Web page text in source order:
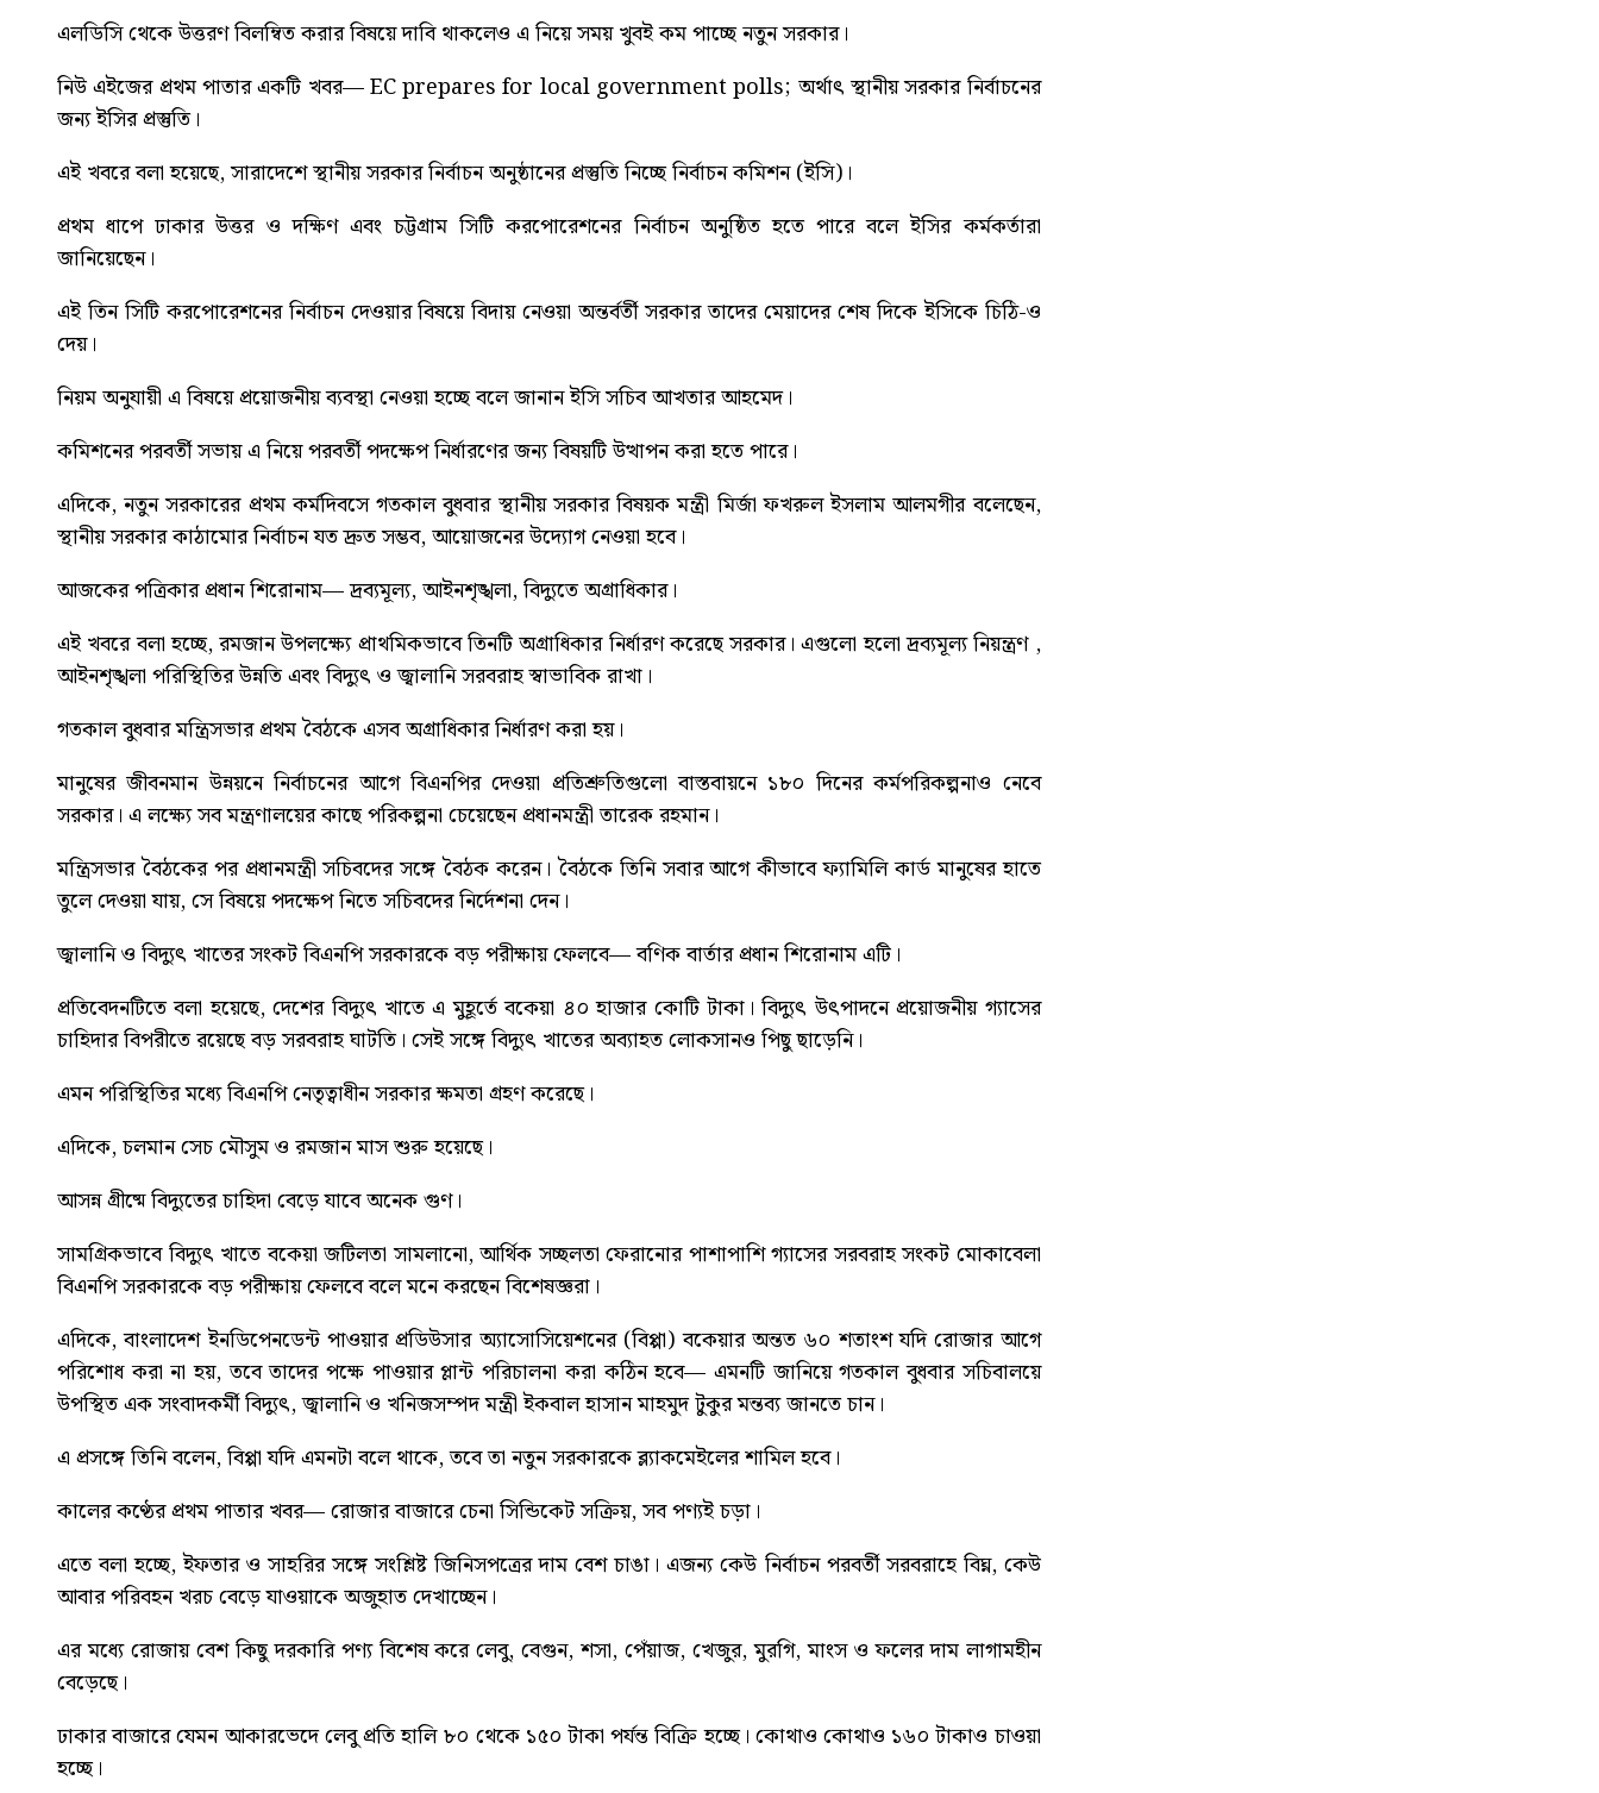
এলডিসি থেকে উত্তরণ বিলম্বিত করার বিষয়ে দাবি থাকলেও এ নিয়ে সময় খুবই কম পাচ্ছে নতুন সরকার।
নিউ এইজের প্রথম পাতার একটি খবর—EC prepares for local government polls; অর্থাৎ স্থানীয় সরকার নির্বাচনের
জন্য ইসির প্রস্তুতি।
এই খবরে বলা হয়েছে, সারাদেশে স্থানীয় সরকার নির্বাচন অনুষ্ঠানের প্রস্তুতি নিচ্ছে নির্বাচন কমিশন (ইসি)।
প্রথম ধাপে ঢাকার উত্তর ও দক্ষিণ এবং চট্টগ্রাম সিটি করপোরেশনের নির্বাচন অনুষ্ঠিত হতে পারে বলে ইসির কর্মকর্তারা
জানিয়েছেন।
এই তিন সিটি করপোরেশনের নির্বাচন দেওয়ার বিষয়ে বিদায় নেওয়া অন্তর্বর্তী সরকার তাদের মেয়াদের শেষ দিকে ইসিকে চিঠি-ও
দেয়।
নিয়ম অনুযায়ী এ বিষয়ে প্রয়োজনীয় ব্যবস্থা নেওয়া হচ্ছে বলে জানান ইসি সচিব আখতার আহমেদ।
কমিশনের পরবর্তী সভায় এ নিয়ে পরবর্তী পদক্ষেপ নির্ধারণের জন্য বিষয়টি উত্থাপন করা হতে পারে।
এদিকে, নতুন সরকারের প্রথম কর্মদিবসে গতকাল বুধবার স্থানীয় সরকার বিষয়ক মন্ত্রী মির্জা ফখরুল ইসলাম আলমগীর বলেছেন,
স্থানীয় সরকার কাঠামোর নির্বাচন যত দ্রুত সম্ভব, আয়োজনের উদ্যোগ নেওয়া হবে।
আজকের পত্রিকার প্রধান শিরোনাম—দ্রব্যমূল্য, আইনশৃঙ্খলা, বিদ্যুতে অগ্রাধিকার।
এই খবরে বলা হচ্ছে, রমজান উপলক্ষ্যে প্রাথমিকভাবে তিনটি অগ্রাধিকার নির্ধারণ করেছে সরকার। এগুলো হলো দ্রব্যমূল্য নিয়ন্ত্রণ ,
আইনশৃঙ্খলা পরিস্থিতির উন্নতি এবং বিদ্যুৎ ও জ্বালানি সরবরাহ স্বাভাবিক রাখা।
গতকাল বুধবার মন্ত্রিসভার প্রথম বৈঠকে এসব অগ্রাধিকার নির্ধারণ করা হয়।
মানুষের জীবনমান উন্নয়নে নির্বাচনের আগে বিএনপির দেওয়া প্রতিশ্রুতিগুলো বাস্তবায়নে ১৮০ দিনের কর্মপরিকল্পনাও নেবে
সরকার। এ লক্ষ্যে সব মন্ত্রণালয়ের কাছে পরিকল্পনা চেয়েছেন প্রধানমন্ত্রী তারেক রহমান।
মন্ত্রিসভার বৈঠকের পর প্রধানমন্ত্রী সচিবদের সঙ্গে বৈঠক করেন। বৈঠকে তিনি সবার আগে কীভাবে ফ্যামিলি কার্ড মানুষের হাতে
তুলে দেওয়া যায়, সে বিষয়ে পদক্ষেপ নিতে সচিবদের নিৰ্দেশনা দেন।
জ্বালানি ও বিদ্যুৎ খাতের সংকট বিএনপি সরকারকে বড় পরীক্ষায় ফেলবে— বণিক বার্তার প্রধান শিরোনাম এটি।
প্রতিবেদনটিতে বলা হয়েছে, দেশের বিদ্যুৎ খাতে এ মুহূর্তে বকেয়া ৪০ হাজার কোটি টাকা। বিদ্যুৎ উৎপাদনে প্রয়োজনীয় গ্যাসের
চাহিদার বিপরীতে রয়েছে বড় সরবরাহ ঘাটতি। সেই সঙ্গে বিদ্যুৎ খাতের অব্যাহত লোকসানও পিছু ছাড়েনি।
এমন পরিস্থিতির মধ্যে বিএনপি নেতৃত্বাধীন সরকার ক্ষমতা গ্রহণ করেছে।
এদিকে, চলমান সেচ মৌসুম ও রমজান মাস শুরু হয়েছে।
আসন্ন গ্রীষ্মে বিদ্যুতের চাহিদা বেড়ে যাবে অনেক গুণ।
সামগ্রিকভাবে বিদ্যুৎ খাতে বকেয়া জটিলতা সামলানো, আর্থিক সচ্ছলতা ফেরানোর পাশাপাশি গ্যাসের সরবরাহ সংকট মোকাবেলা
বিএনপি সরকারকে বড় পরীক্ষায় ফেলবে বলে মনে করছেন বিশেষজ্ঞরা।
এদিকে, বাংলাদেশ ইনডিপেনডেন্ট পাওয়ার প্রডিউসার অ্যাসোসিয়েশনের (বিপ্পা) বকেয়ার অন্তত ৬০ শতাংশ যদি রোজার আগে
পরিশোধ করা না হয়, তবে তাদের পক্ষে পাওয়ার প্লান্ট পরিচালনা করা কঠিন হবে— এমনটি জানিয়ে গতকাল বুধবার সচিবালয়ে
উপস্থিত এক সংবাদকর্মী বিদ্যুৎ, জ্বালানি ও খনিজসম্পদ মন্ত্রী ইকবাল হাসান মাহমুদ টুকুর মন্তব্য জানতে চান।
এ প্রসঙ্গে তিনি বলেন, বিপ্পা যদি এমনটা বলে থাকে, তবে তা নতুন সরকারকে ব্ল্যাকমেইলের শামিল হবে।
কালের কণ্ঠের প্রথম পাতার খবর—রোজার বাজারে চেনা সিন্ডিকেট সক্রিয়, সব পণ্যই চড়া ।
এতে বলা হচ্ছে, ইফতার ও সাহরির সঙ্গে সংশ্লিষ্ট জিনিসপত্রের দাম বেশ চাঙা। এজন্য কেউ নির্বাচন পরবর্তী সরবরাহে বিঘ্ন, কেউ
আবার পরিবহন খরচ বেড়ে যাওয়াকে অজুহাত দেখাচ্ছেন।
এর মধ্যে রোজায় বেশ কিছু দরকারি পণ্য বিশেষ করে লেবু, বেগুন, শসা, পেঁয়াজ, খেজুর, মুরগি, মাংস ও ফলের দাম লাগামহীন
বেড়েছে।
ঢাকার বাজারে যেমন আকারভেদে লেবু প্রতি হালি ৮০ থেকে ১৫০ টাকা পর্যন্ত বিক্রি হচ্ছে। কোথাও কোথাও ১৬০ টাকাও চাওয়া
হচ্ছে।